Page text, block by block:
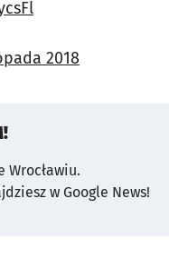
2018
Wrocławiu.
w Google News!